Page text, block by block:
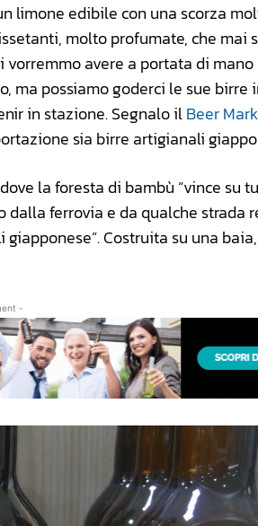
limone edibile con una scorza
molto profumate, che mai
vorremmo avere a portata di
ma possiamo goderci le sue birre
in stazione. Segnalo ilBeer
sia birre artigianali
la foresta di bambù “vince su
ferrovia e da qualche strada
Costruita su una
-